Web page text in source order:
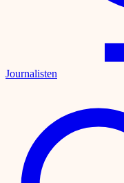
Journalisten